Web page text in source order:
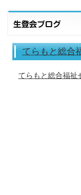
てらもと総
てらもと総合福